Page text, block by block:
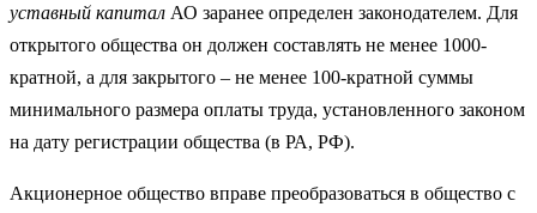
уставный капитал АО заранее определен зако­нодателем. Для
открытого общества он должен составлять не менее 1000-
кратной, а для закрытого – не менее 100-кратной суммы
минимального размера оплаты труда, установленного законом
на дату регистрации общества (в РА, РФ).
Акционерное общество вправе преобразоваться в общество с